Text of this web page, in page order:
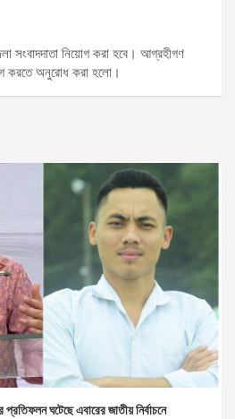
সংবাদদাতা নিয়োগ করা হবে। আগ্রহীগণ
করতে অনুরোধ করা হলো।
ঘটেছে এবারের জাতীয় নির্বাচনে